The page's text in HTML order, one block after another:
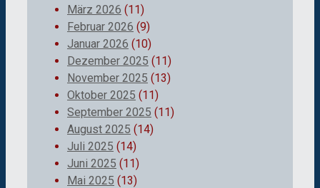
März 2026 (11)
Februar 2026 (9)
Januar 2026 (10)
Dezember 2025 (11)
November 2025 (13)
Oktober 2025 (11)
September 2025 (11)
August 2025 (14)
Juli 2025 (14)
Juni 2025 (11)
Mai 2025 (13)